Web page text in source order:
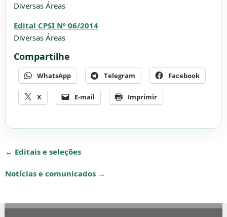
Diversas Áreas
Edital CPSI Nº 06/2014
Diversas Áreas
Compartilhe
WhatsApp Telegram Facebook
X E-mail Imprimir
← Editais e seleções
Notícias e comunicados →